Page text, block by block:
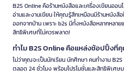
B2S Online คือร้านหนังสือและเครื่องเขียนออ
อ่านและงานเขียน ให้คุณรู้สึกเหมือนมีร้านหนังสื
ออกจากบ้าน เพราะ b2s มีทั้งหนังสือหลากหลา
สิทธิพิเศษที่ไม่ควรพลาด!
ทำไม B2S Online คือแหล่งช้อปปิ้งที่
ไม่ว่าคุณจะเป็นนักเรียน นักศึกษา คนทำงาน
ตลอด 24 ชั่วโมง พร้อมโปรโมชั่นและสิทธิพิเศษ